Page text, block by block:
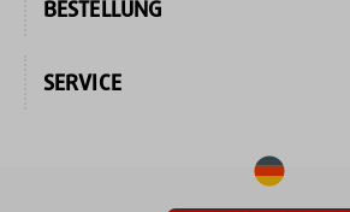
BESTELLUNG
SERVICE